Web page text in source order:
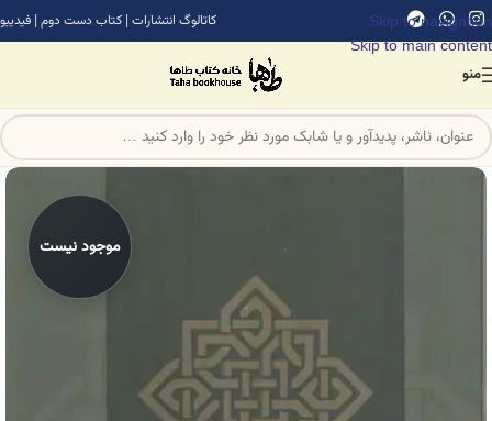
Skip to navigation
Skip to main content
کاتالوگ انتشارات | کتاب دست دوم | فیدیبو
منو
موجود نیست